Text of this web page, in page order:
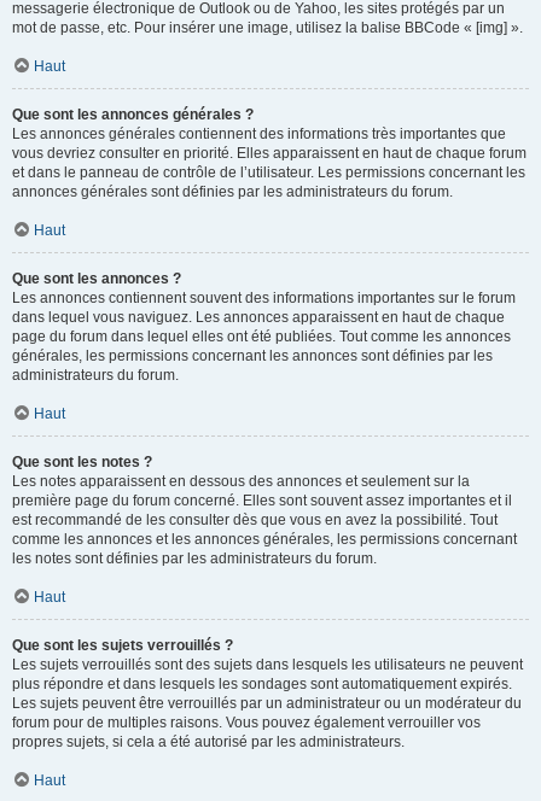
messagerie électronique de Outlook ou de Yahoo, les sites protégés par un
mot de passe, etc. Pour insérer une image, utilisez la balise BBCode « [img] ».
Haut
Que sont les annonces générales ?
Les annonces générales contiennent des informations très importantes que
vous devriez consulter en priorité. Elles apparaissent en haut de chaque forum
et dans le panneau de contrôle de l’utilisateur. Les permissions concernant les
annonces générales sont définies par les administrateurs du forum.
Haut
Que sont les annonces ?
Les annonces contiennent souvent des informations importantes sur le forum
dans lequel vous naviguez. Les annonces apparaissent en haut de chaque
page du forum dans lequel elles ont été publiées. Tout comme les annonces
générales, les permissions concernant les annonces sont définies par les
administrateurs du forum.
Haut
Que sont les notes ?
Les notes apparaissent en dessous des annonces et seulement sur la
première page du forum concerné. Elles sont souvent assez importantes et il
est recommandé de les consulter dès que vous en avez la possibilité. Tout
comme les annonces et les annonces générales, les permissions concernant
les notes sont définies par les administrateurs du forum.
Haut
Que sont les sujets verrouillés ?
Les sujets verrouillés sont des sujets dans lesquels les utilisateurs ne peuvent
plus répondre et dans lesquels les sondages sont automatiquement expirés.
Les sujets peuvent être verrouillés par un administrateur ou un modérateur du
forum pour de multiples raisons. Vous pouvez également verrouiller vos
propres sujets, si cela a été autorisé par les administrateurs.
Haut